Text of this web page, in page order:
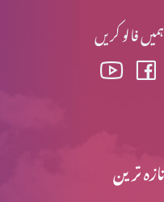
ہمیں فالو کریں
تازہ ترین